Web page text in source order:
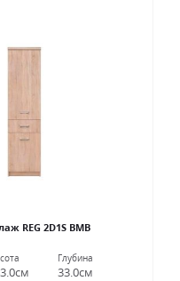
REG 2D1S ВМВ
Глубина
33.0см